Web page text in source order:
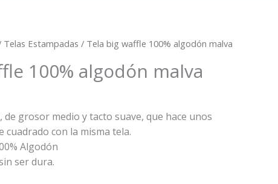
Telas Estampadas / Tela big waffle 100% algodón malva
100% algodón malva
de grosor medio y tacto suave, que hace unos
con la misma tela.
Algodón
ser dura.